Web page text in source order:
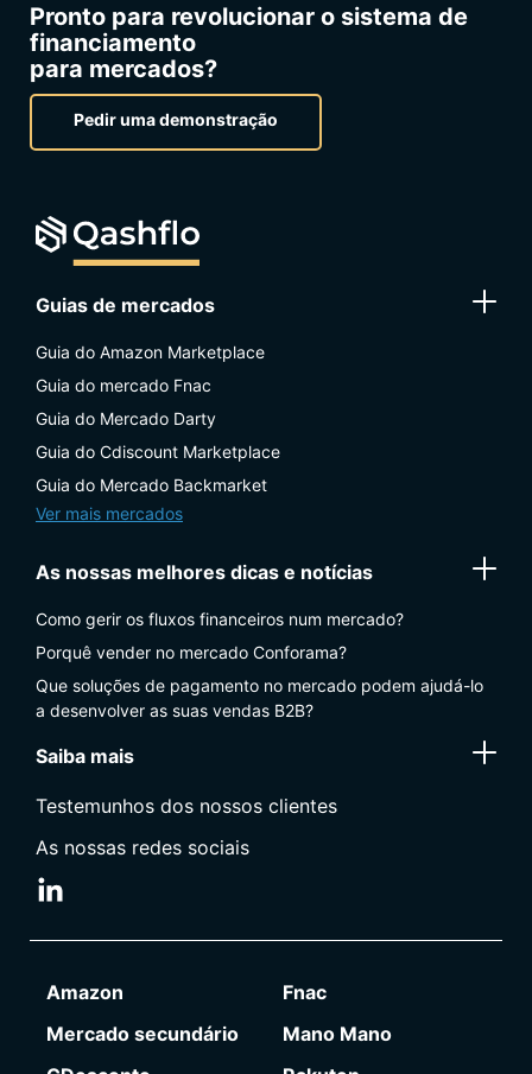
Pronto para revolucionar o sistema de
financiamento
para mercados?
Pedir uma demonstração
Guias de mercados
Guia do Amazon Marketplace
Guia do mercado Fnac
Guia do Mercado Darty
Guia do Cdiscount Marketplace
Guia do Mercado Backmarket
Ver mais mercados
As nossas melhores dicas e notícias
Como gerir os fluxos financeiros num mercado?
Porquê vender no mercado Conforama?
Que soluções de pagamento no mercado podem ajudá-lo
a desenvolver as suas vendas B2B?
Saiba mais
Testemunhos dos nossos clientes
As nossas redes sociais
Amazon
Fnac
Mercado secundário
Mano Mano